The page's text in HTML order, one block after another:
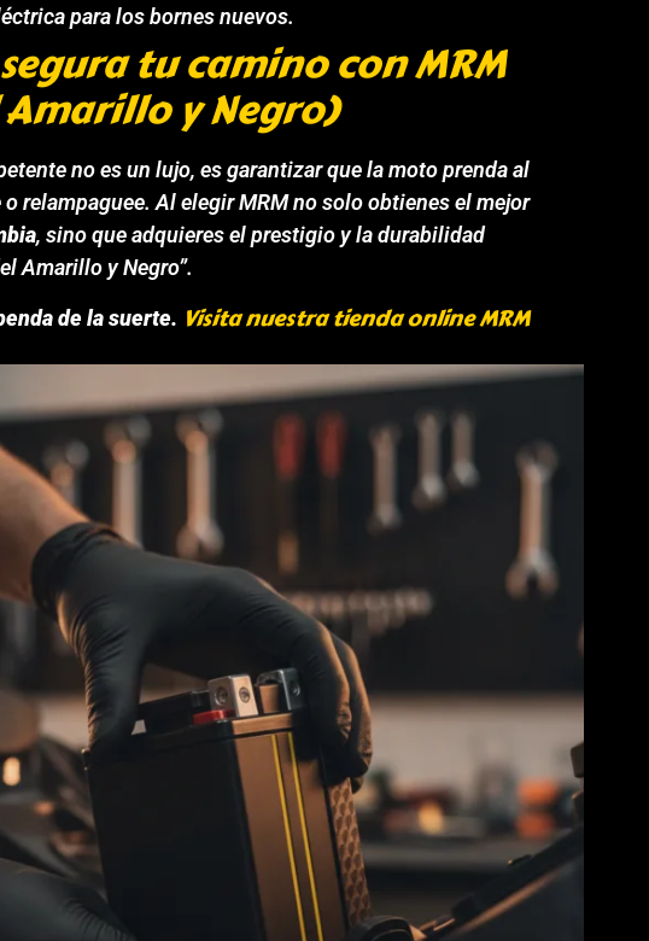
para los bornes nuevos.
tu camino con MRM
y Negro)
no es un lujo, es garantizar que la moto prenda al
relampaguee. Al elegir MRM no solo obtienes el mejor
, sino que adquieres el prestigio y la durabilidad
Amarillo y Negro”.
de la suerte. Visita nuestra tienda online MRM